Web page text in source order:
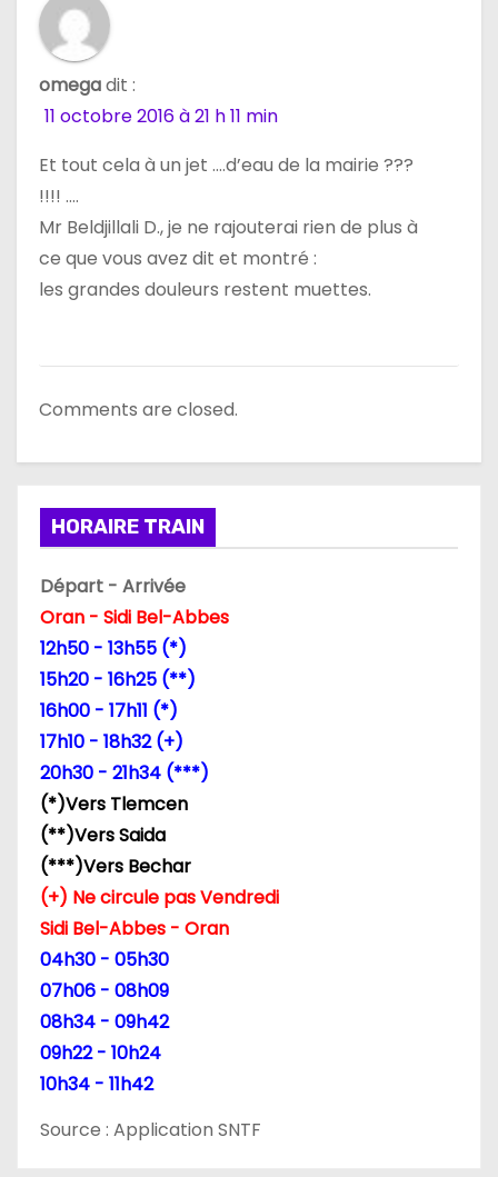
omegadit :
11 octobre 2016 à 21 h 11 min
Et tout cela à un jet ….d’eau de la mairie ???
!!!! ….
Mr Beldjillali D., je ne rajouterai rien de plus à
ce que vous avez dit et montré :
les grandes douleurs restent muettes.
Comments are closed.
HORAIRE TRAIN
Départ - Arrivée
Oran - Sidi Bel-Abbes
12h50 - 13h55 (*)
15h20 - 16h25 (**)
16h00 - 17h11 (*)
17h10 - 18h32 (+)
20h30 - 21h34 (***)
(*)Vers Tlemcen
(**)Vers Saida
(***)Vers Bechar
(+) Ne circule pas Vendredi
Sidi Bel-Abbes - Oran
04h30 - 05h30
07h06 - 08h09
08h34 - 09h42
09h22 - 10h24
10h34 - 11h42
Source : Application SNTF